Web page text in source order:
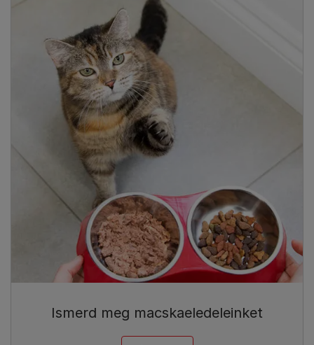
Ismerd meg macskaeledeleinket